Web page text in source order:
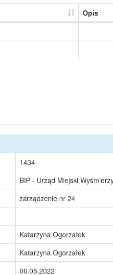
Opis
1434
BIP - Urząd Miejski
zarządzenie nr 24
Katarzyna Ogorzałek
Katarzyna Ogorzałek
06.05.2022